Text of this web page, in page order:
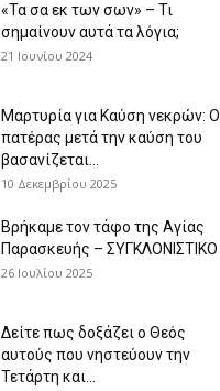
«Τα σα εκ των σων» – Τι
σημαίνουν αυτά τα λόγια;
21 Ιουνίου 2024
Μαρτυρία για Καύση νεκρών: Ο
πατέρας μετά την καύση του
βασανίζεται...
10 Δεκεμβρίου 2025
Βρήκαμε τον τάφο της Αγίας
Παρασκευής – ΣΥΓΚΛΟΝΙΣΤΙΚΟ
26 Ιουλίου 2025
Δείτε πως δοξάζει ο Θεός
αυτούς που νηστεύουν την
Τετάρτη και...